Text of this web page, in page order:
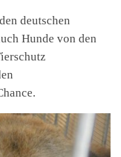
deutschen
Hunde von den